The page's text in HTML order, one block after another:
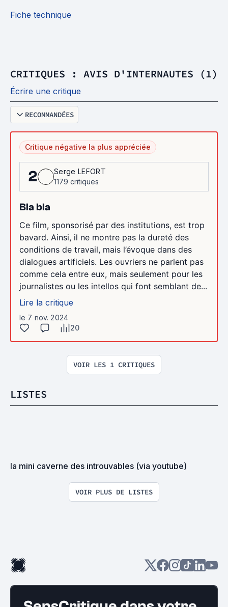
Fiche technique
CRITIQUES : AVIS D'INTERNAUTES (1)
Écrire une critique
RECOMMANDÉES
Critique négative la plus appréciée
2
Serge LEFORT
1179 critiques
Bla bla
Ce film, sponsorisé par des institutions, est trop
bavard. Ainsi, il ne montre pas la dureté des
conditions de travail, mais l’évoque dans des
dialogues artificiels. Les ouvriers ne parlent pas
comme cela entre eux, mais seulement pour les
journalistes ou les intellos qui font semblant de...
Lire la critique
le 7 nov. 2024
20
VOIR LES 1 CRITIQUES
LISTES
la mini caverne des introuvables (via youtube)
VOIR PLUS DE LISTES